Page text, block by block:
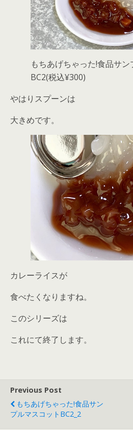
もちあげちゃった!食品サン
BC2(税込¥300)
やはりスプーンは
大きめです。
カレーライスが
食べたくなりますね。
このシリーズは
これにて終了します。
Previous Post
もちあげちゃった!食品サン
プルマスコットBC2_2